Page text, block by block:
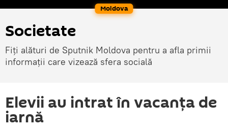
Moldova
Societate
Fiți alături de Sputnik Moldova pentru a afla primii
informații care vizează sfera socială
Elevii au intrat în vacanța de
iarnă